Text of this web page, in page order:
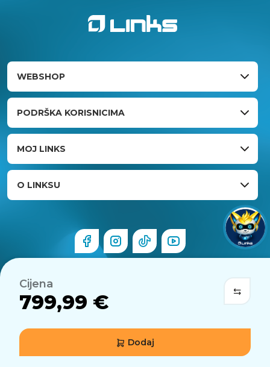
Cijena
799,99 €
Dodaj
WEBSHOP
PODRŠKA KORISNICIMA
MOJ LINKS
O LINKSU
© 2026 Links.hr . Sva prava pridržana.